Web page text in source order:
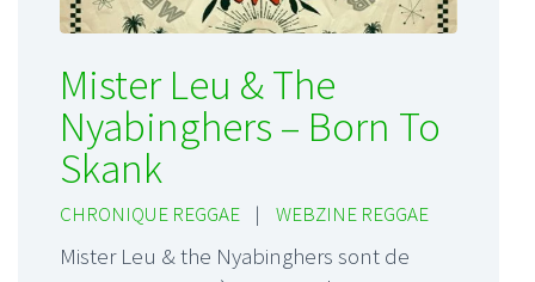
Mister Leu & The
Nyabinghers – Born To
Skank
CHRONIQUE REGGAE | WEBZINE REGGAE
Mister Leu & the Nyabinghers sont de